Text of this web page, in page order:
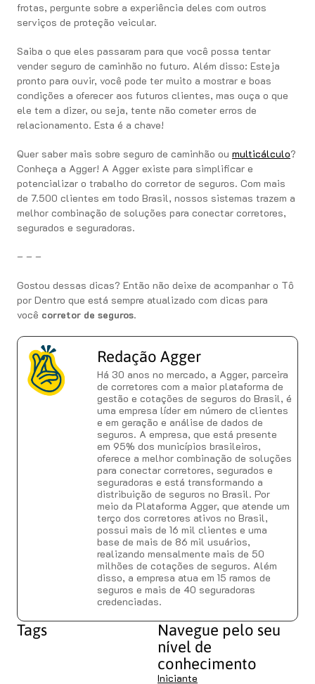
frotas, pergunte sobre a experiência deles com outros
serviços de proteção veicular.
Saiba o que eles passaram para que você possa tentar
vender seguro de caminhão no futuro. Além disso: Esteja
pronto para ouvir, você pode ter muito a mostrar e boas
condições a oferecer aos futuros clientes, mas ouça o que
ele tem a dizer, ou seja, tente não cometer erros de
relacionamento. Esta é a chave!
Quer saber mais sobre seguro de caminhão ou multicálculo?
Conheça a Agger! A Agger existe para simplificar e
potencializar o trabalho do corretor de seguros. Com mais
de 7.500 clientes em todo Brasil, nossos sistemas trazem a
melhor combinação de soluções para conectar corretores,
segurados e seguradoras.
– – –
Gostou dessas dicas? Então não deixe de acompanhar o Tô
por Dentro que está sempre atualizado com dicas para
você corretor de seguros.
Redação Agger
Há 30 anos no mercado, a Agger, parceira
de corretores com a maior plataforma de
gestão e cotações de seguros do Brasil, é
uma empresa líder em número de clientes
e em geração e análise de dados de
seguros. A empresa, que está presente
em 95% dos municípios brasileiros,
oferece a melhor combinação de soluções
para conectar corretores, segurados e
seguradoras e está transformando a
distribuição de seguros no Brasil. Por
meio da Plataforma Agger, que atende um
terço dos corretores ativos no Brasil,
possui mais de 16 mil clientes e uma
base de mais de 86 mil usuários,
realizando mensalmente mais de 50
milhões de cotações de seguros. Além
disso, a empresa atua em 15 ramos de
seguros e mais de 40 seguradoras
credenciadas.
Tags
Navegue pelo seu
nível de
conhecimento
Iniciante